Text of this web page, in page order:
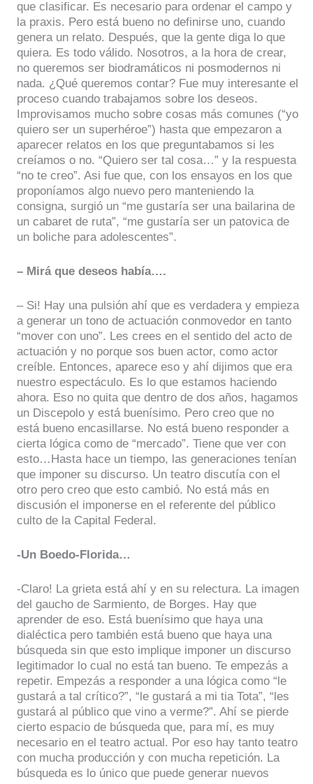
que clasificar. Es necesario para ordenar el campo y
la praxis. Pero está bueno no definirse uno, cuando
genera un relato. Después, que la gente diga lo que
quiera. Es todo válido. Nosotros, a la hora de crear,
no queremos ser biodramáticos ni posmodernos ni
nada. ¿Qué queremos contar? Fue muy interesante el
proceso cuando trabajamos sobre los deseos.
Improvisamos mucho sobre cosas más comunes (“yo
quiero ser un superhéroe”) hasta que empezaron a
aparecer relatos en los que preguntabamos si les
creíamos o no. “Quiero ser tal cosa…” y la respuesta
“no te creo”. Asi fue que, con los ensayos en los que
proponíamos algo nuevo pero manteniendo la
consigna, surgió un “me gustaría ser una bailarina de
un cabaret de ruta”, “me gustaría ser un patovica de
un boliche para adolescentes”.
– Mirá que deseos había….
– Si! Hay una pulsión ahí que es verdadera y empieza
a generar un tono de actuación conmovedor en tanto
“mover con uno”. Les crees en el sentido del acto de
actuación y no porque sos buen actor, como actor
creíble. Entonces, aparece eso y ahí dijimos que era
nuestro espectáculo. Es lo que estamos haciendo
ahora. Eso no quita que dentro de dos años, hagamos
un Discepolo y está buenísimo. Pero creo que no
está bueno encasillarse. No está bueno responder a
cierta lógica como de “mercado”. Tiene que ver con
esto…Hasta hace un tiempo, las generaciones tenían
que imponer su discurso. Un teatro discutía con el
otro pero creo que esto cambió. No está más en
discusión el imponerse en el referente del público
culto de la Capital Federal.
-Un Boedo-Florida…
-Claro! La grieta está ahí y en su relectura. La imagen
del gaucho de Sarmiento, de Borges. Hay que
aprender de eso. Está buenísimo que haya una
dialéctica pero también está bueno que haya una
búsqueda sin que esto implique imponer un discurso
legitimador lo cual no está tan bueno. Te empezás a
repetir. Empezás a responder a una lógica como “le
gustará a tal crítico?”, “le gustará a mi tia Tota”, “les
gustará al público que vino a verme?”. Ahí se pierde
cierto espacio de búsqueda que, para mí, es muy
necesario en el teatro actual. Por eso hay tanto teatro
con mucha producción y con mucha repetición. La
búsqueda es lo único que puede generar nuevos